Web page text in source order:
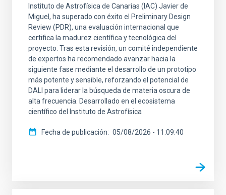
Instituto de Astrofísica de Canarias (IAC) Javier de
Miguel, ha superado con éxito el Preliminary Design
Review (PDR), una evaluación internacional que
certifica la madurez científica y tecnológica del
proyecto. Tras esta revisión, un comité independiente
de expertos ha recomendado avanzar hacia la
siguiente fase mediante el desarrollo de un prototipo
más potente y sensible, reforzando el potencial de
DALI para liderar la búsqueda de materia oscura de
alta frecuencia. Desarrollado en el ecosistema
científico del Instituto de Astrofísica
Fecha de publicación 05/08/2026 - 11:09:40